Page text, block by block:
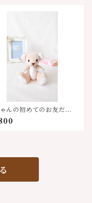
んの初めてのお友だち
ンの刺繍のぬいぐるみ
ゃん